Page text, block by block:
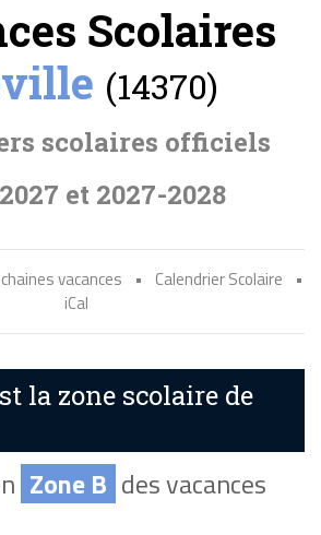
Scolaires
(14370)
scolaires officiels
et 2027-2028
vacances • Calendrier Scolaire
•
iCal
la zone scolaire de
Zone B des vacances